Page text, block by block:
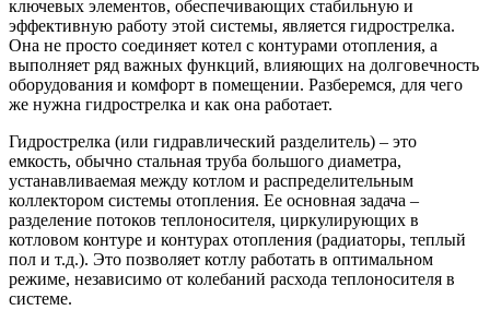
ключевых элементов, обеспечивающих стабильную и
эффективную работу этой системы, является гидрострелка.
Она не просто соединяет котел с контурами отопления, а
выполняет ряд важных функций, влияющих на долговечность
оборудования и комфорт в помещении. Разберемся, для чего
же нужна гидрострелка и как она работает.
Гидрострелка (или гидравлический разделитель) – это
емкость, обычно стальная труба большого диаметра,
устанавливаемая между котлом и распределительным
коллектором системы отопления. Ее основная задача –
разделение потоков теплоносителя, циркулирующих в
котловом контуре и контурах отопления (радиаторы, теплый
пол и т.д.). Это позволяет котлу работать в оптимальном
режиме, независимо от колебаний расхода теплоносителя в
системе.